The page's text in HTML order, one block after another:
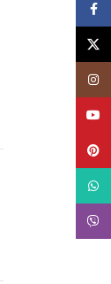
Viber